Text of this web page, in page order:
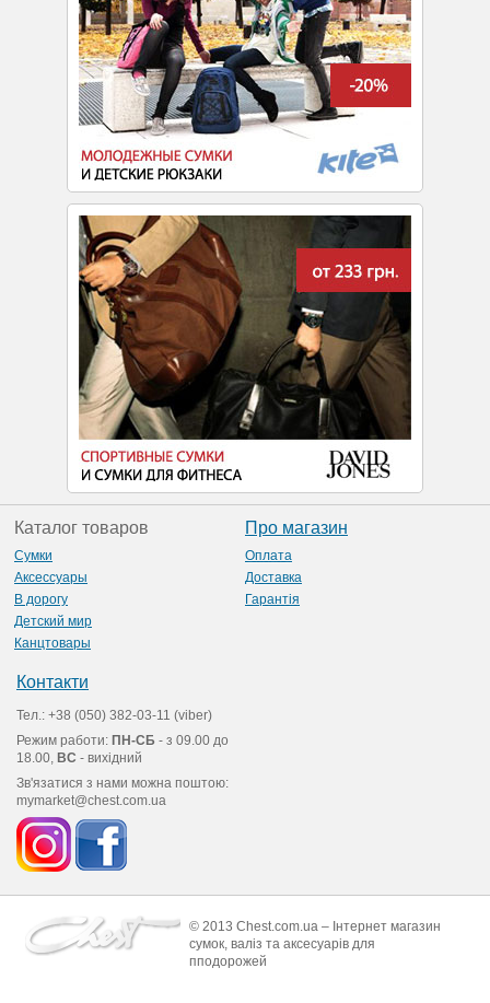
Каталог товаров
Сумки
Аксессуары
В дорогу
Детский мир
Канцтовары
Про магазин
Оплата
Доставка
Гарантія
Контакти
Тел.: +38 (050) 382-03-11 (viber)
Режим работи: ПН-СБ - з 09.00 до
18.00, ВС - вихідний
Зв'язатися з нами можна поштою:
mymarket@chest.com.ua
© 2013 Chest.com.ua – Інтернет магазин
сумок, валіз та аксесуарів для
пподорожей